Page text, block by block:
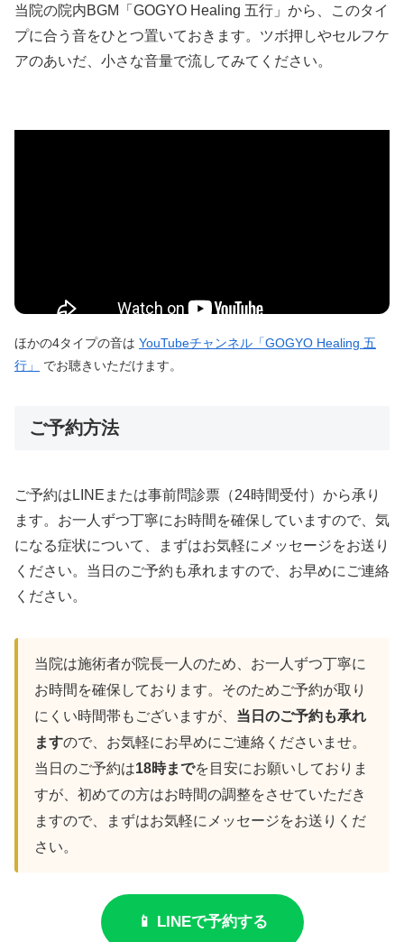
当院の院内BGM「GOGYO Healing 五行」から、このタイ
プに合う音をひとつ置いておきます。ツボ押しやセルフケ
アのあいだ、小さな音量で流してみてください。
ほかの4タイプの音は YouTubeチャンネル「GOGYO Healing 五
行」
でお聴きいただけます。
ご予約方法
ご予約はLINEまたは事前問診票（24時間受付）から承り
ます。お一人ずつ丁寧にお時間を確保していますので、気
になる症状について、まずはお気軽にメッセージをお送り
ください。当日のご予約も承れますので、お早めにご連絡
ください。
当院は施術者が院長一人のため、お一人ずつ丁寧に
お時間を確保しております。そのためご予約が取り
にくい時間帯もございますが、 当日のご予約も承れ
ますので、お気軽にお早めにご連絡くださいませ。
当日のご予約は18時までを目安にお願いしておりま
すが、初めての方はお時間の調整をさせていただき
ますので、まずはお気軽にメッセージをお送りくだ
さい。
📱 LINEで予約する